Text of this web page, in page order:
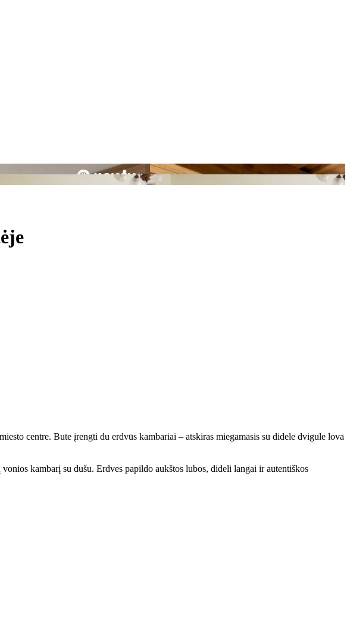
centre. Bute įrengti du erdvūs kambariai – atskiras miegamasis su didele dvigule lova
kambarį su dušu. Erdves papildo aukštos lubos, dideli langai ir autentiškos